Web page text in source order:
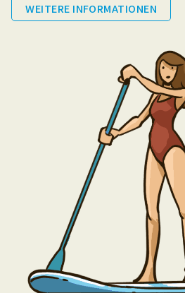
WEITERE INFORMATIONEN